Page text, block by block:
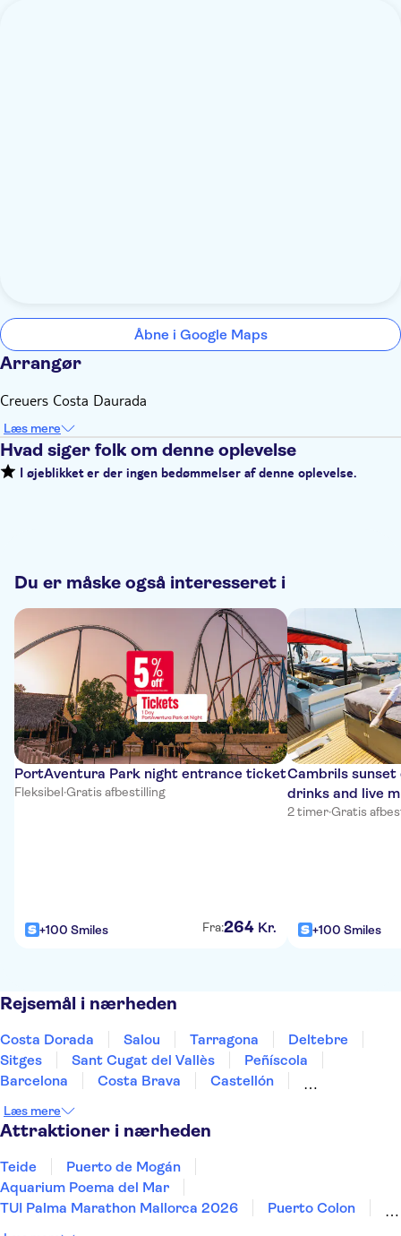
Åbne i Google Maps
Arrangør
Creuers Costa Daurada
Læs mere
Hvad siger folk om denne oplevelse
I øjeblikket er der ingen bedømmelser af denne oplevelse.
Du er måske også interesseret i
PortAventura Park night entrance ticket
Fleksibel·Gratis afbestilling
+100 Smiles Fra:264 Kr.
Cambrils
drinks and live
2 timer·Gratis
+100 Smiles
Rejsemål i nærheden
Costa Dorada Salou Tarragona
Deltebre
Sitges
Sant Cugat del Vallès
Peñíscola
Barcelona
Costa Brava
Castellón
Girona
Sant Feliu de Guíxols
Læs mere
Attraktioner i nærheden
Teide
Puerto de Mogán
Aquarium Poema del Mar
TUI Palma Marathon Mallorca 2026
Puerto Colon